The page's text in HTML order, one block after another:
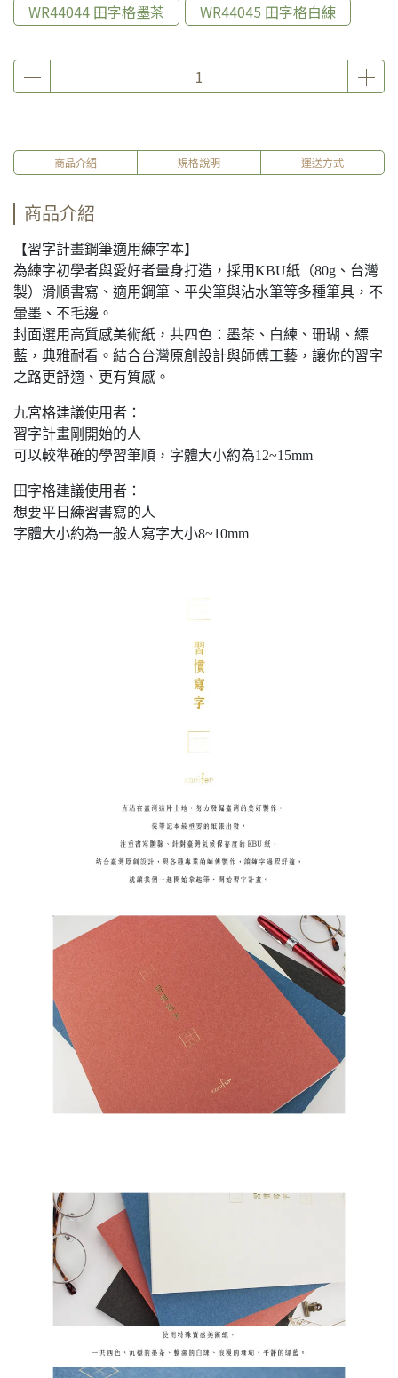
WR44044 田字格墨茶
WR44045 田字格白練
商品介紹 規格說明 運送方式
商品介紹
【習字計畫鋼筆適用練字本】
為練字初學者與愛好者量身打造，採用KBU紙（80g、台灣
製）滑順書寫、適用鋼筆、平尖筆與沾水筆等多種筆具，不
暈墨、不毛邊。
封面選用高質感美術紙，共四色：墨茶、白練、珊瑚、縹
藍，典雅耐看。結合台灣原創設計與師傅工藝，讓你的習字
之路更舒適、更有質感。
九宮格建議使用者：
習字計畫剛開始的人
可以較準確的學習筆順，字體大小約為12~15mm
田字格建議使用者：
想要平日練習書寫的人
字體大小約為一般人寫字大小8~10mm